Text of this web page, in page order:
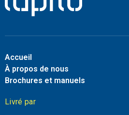
Accueil
À propos de nous
Brochures et manuels
Livré par